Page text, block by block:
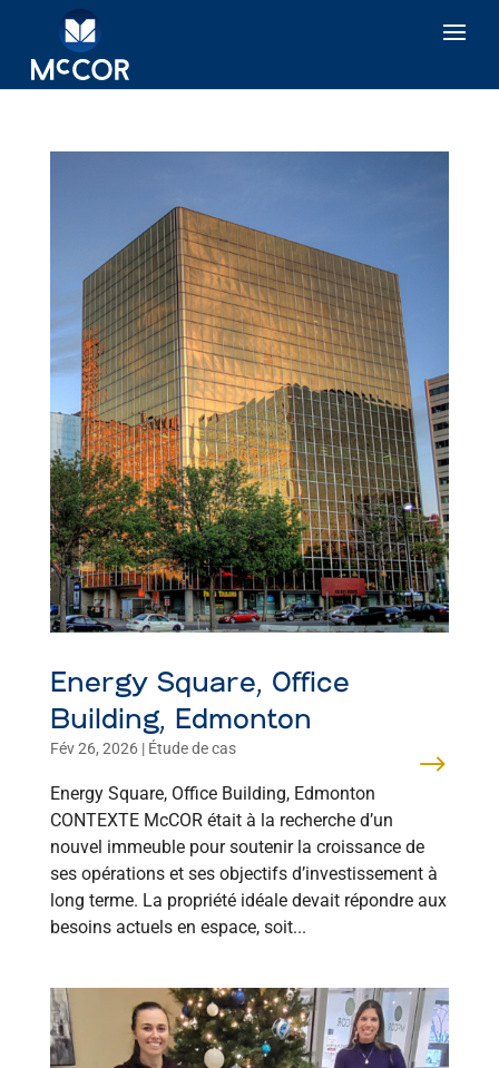
Energy Square, Office
Building, Edmonton
Fév 26, 2026| Étude de cas
Energy Square, Office Building, Edmonton
CONTEXTE McCOR était à la recherche d’un
nouvel immeuble pour soutenir la croissance de
ses opérations et ses objectifs d’investissement à
long terme. La propriété idéale devait répondre aux
besoins actuels en espace, soit...